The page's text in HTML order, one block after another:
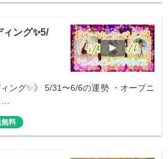
ング✨5/
ィング✨》 5/31〜6/6の運勢 ・オープニ
料